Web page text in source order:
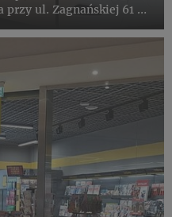
ul. Zagnańskiej 61 w
i Krwiolecznictwa